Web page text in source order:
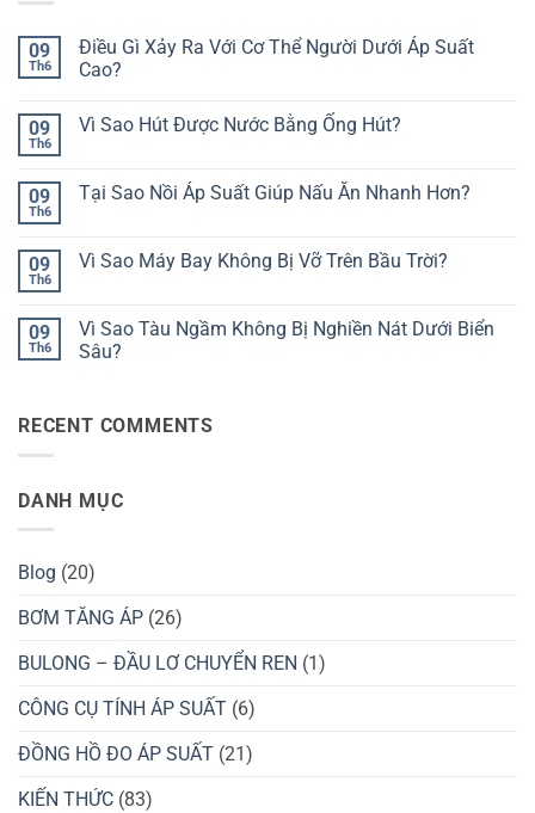
09
Th6
Điều Gì Xảy Ra Với Cơ Thể Người Dưới Áp Suất
Cao?
bình
Gì
Xảy
Cơ
Thể
Suất
Cao?
09
Th6
Vì Sao Hút Được Nước Bằng Ống Hút?
luận
Hút
Được
Ống
Hút?
09
Th6
Tại Sao Nồi Áp Suất Giúp Nấu Ăn Nhanh Hơn?
bình
luận
Nồi
Áp
Suất
Nhanh
Hơn?
09
Th6
Vì Sao Máy Bay Không Bị Vỡ Trên Bầu Trời?
bình
luận
ở
Vì
Không
Trời?
09
Th6
Vì Sao Tàu Ngầm Không Bị Nghiền Nát Dưới Biển
Sâu?
luận
ở
Ngầm
Không
Nát
Dưới
Sâu?
RECENT COMMENTS
DANH MỤC
Blog (20)
BƠM TĂNG ÁP (26)
BULONG – ĐẦU LƠ CHUYỂN REN (1)
CÔNG CỤ TÍNH ÁP SUẤT (6)
ĐỒNG HỒ ĐO ÁP SUẤT (21)
KIẾN THỨC (83)